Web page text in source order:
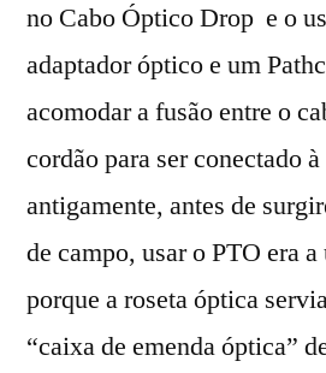
no Cabo Óptico Drop e o
adaptador óptico e um
acomodar a fusão entre o
cordão para ser conectado
antigamente, antes de
de campo, usar o PTO era
porque a roseta óptica
“caixa de emenda óptica”